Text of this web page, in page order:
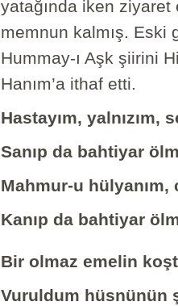
yatağında iken ziyaret
memnun kalmış. Eski
Hummay-ı Aşk şiirini
Hanım’a ithaf etti.
Hastayım, yalnızım,
Sanıp da bahtiyar
Mahmur-u hülyanım,
Kanıp da bahtiyar
Bir olmaz emelin
Vuruldum hüsnünün